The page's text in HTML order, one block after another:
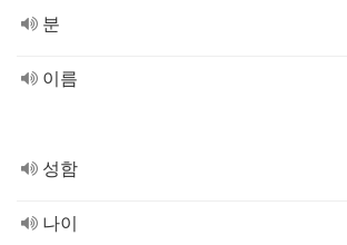
분
이름
성함
나이